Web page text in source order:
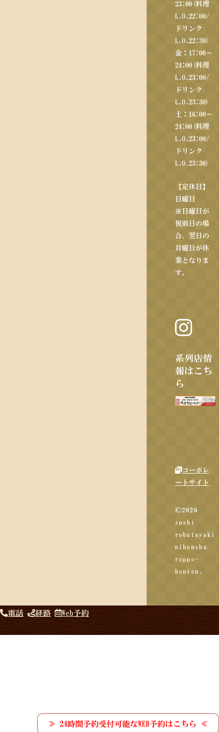
23:00(料理
L.O.22:00/
ドリンク
L.O.22:30)
金：17:00～
24:00(料理
L.O.23:00/
ドリンク
L.O.23:30)
土：16:00～
24:00(料理
L.O.23:00/
ドリンク
L.O.23:30)
【定休日】
日曜日
※日曜日が
祝前日の場
合、翌日の
月曜日が休
業となりま
す。
系列店情
報はこち
ら
コーポレ
ートサイト
©2026
sushi
robatayaki
nihonshu
roppo-
honten.
電話 経路 Web予約
≫ 24時間予約受付可能なWEB予約はこちら ≪